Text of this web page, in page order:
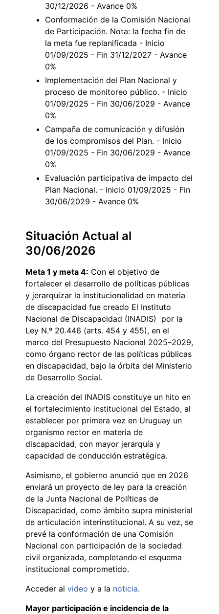
30/12/2026 - Avance 0%
Conformación de la Comisión Nacional
de Participación. Nota: la fecha fin de
la meta fue replanificada - Inicio
01/09/2025 - Fin 31/12/2027 - Avance
0%
Implementación del Plan Nacional y
proceso de monitoreo público. - Inicio
01/09/2025 - Fin 30/06/2029 - Avance
0%
Campaña de comunicación y difusión
de los compromisos del Plan. - Inicio
01/09/2025 - Fin 30/06/2029 - Avance
0%
Evaluación participativa de impacto del
Plan Nacional. - Inicio 01/09/2025 - Fin
30/06/2029 - Avance 0%
Situación Actual al
30/06/2026
Meta 1 y meta 4: Con el objetivo de
fortalecer el desarrollo de políticas públicas
y jerarquizar la institucionalidad en materia
de discapacidad fue creado El Instituto
Nacional de Discapacidad (INADIS) por la
Ley N.º 20.446 (arts. 454 y 455), en el
marco del Presupuesto Nacional 2025–2029,
como órgano rector de las políticas públicas
en discapacidad, bajo la órbita del Ministerio
de Desarrollo Social.
La creación del INADIS constituye un hito en
el fortalecimiento institucional del Estado, al
establecer por primera vez en Uruguay un
organismo rector en materia de
discapacidad, con mayor jerarquía y
capacidad de conducción estratégica.
Asimismo, el gobierno anunció que en 2026
enviará un proyecto de ley para la creación
de la Junta Nacional de Políticas de
Discapacidad, como ámbito supra ministerial
de articulación interinstitucional. A su vez, se
prevé la conformación de una Comisión
Nacional con participación de la sociedad
civil organizada, completando el esquema
institucional comprometido.
Acceder al video y a la noticia.
Mayor participación e incidencia de la